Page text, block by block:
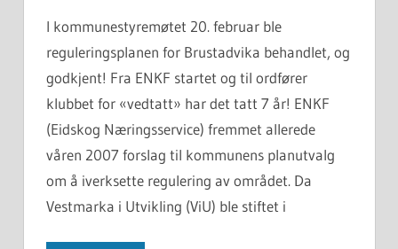
I kommunestyremøtet 20. februar ble
reguleringsplanen for Brustadvika behandlet, og
godkjent! Fra ENKF startet og til ordfører
klubbet for «vedtatt» har det tatt 7 år! ENKF
(Eidskog Næringsservice) fremmet allerede
våren 2007 forslag til kommunens planutvalg
om å iverksette regulering av området. Da
Vestmarka i Utvikling (ViU) ble stiftet i